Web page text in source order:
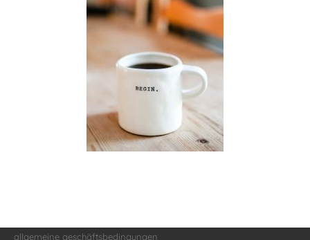
allgemeine geschäftsbedingungen